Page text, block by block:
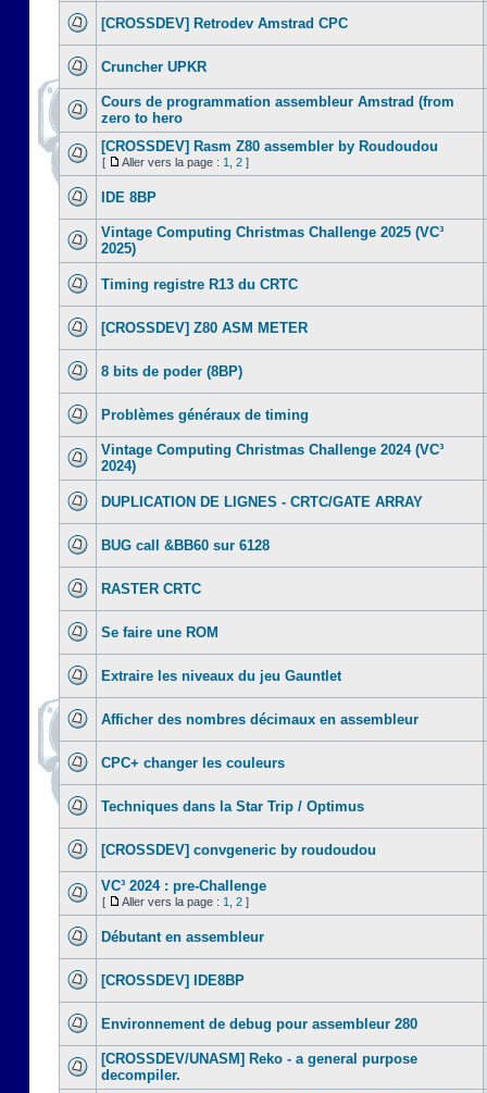
[CROSSDEV] Retrodev Amstrad CPC
Cruncher UPKR
Cours de programmation assembleur Amstrad (from
zero to hero
[CROSSDEV] Rasm Z80 assembler by Roudoudou
[ Aller vers la page : 1 2 ]
IDE 8BP
Vintage Computing Christmas Challenge 2025 (VC³
2025)
Timing registre R13 du CRTC
[CROSSDEV] Z80 ASM METER
8 bits de poder (8BP)
Problèmes généraux de timing
Vintage Computing Christmas Challenge 2024 (VC³
2024)
DUPLICATION DE LIGNES - CRTC/GATE ARRAY
BUG call &BB60 sur 6128
RASTER CRTC
Se faire une ROM
Extraire les niveaux du jeu Gauntlet
Afficher des nombres décimaux en assembleur
CPC+ changer les couleurs
Techniques dans la Star Trip / Optimus
[CROSSDEV] convgeneric by roudoudou
VC³ 2024 : pre-Challenge
[ Aller vers la page : 1 2 ]
Débutant en assembleur
[CROSSDEV] IDE8BP
Environnement de debug pour assembleur 280
[CROSSDEV/UNASM] Reko - a general purpose
decompiler.